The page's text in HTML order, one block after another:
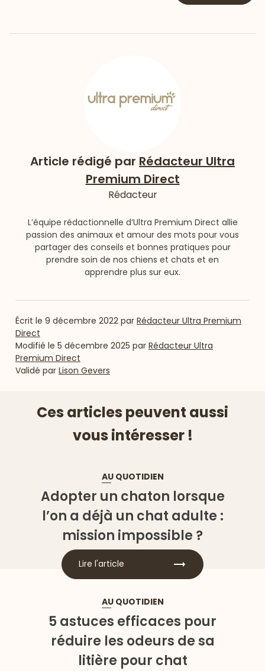
Article rédigé par Rédacteur Ultra
Premium Direct
Rédacteur
L’équipe rédactionnelle d’Ultra Premium Direct allie
passion des animaux et amour des mots pour vous
partager des conseils et bonnes pratiques pour
prendre soin de nos chiens et chats et en
apprendre plus sur eux.
Écrit le 9 décembre 2022 par Rédacteur Ultra Premium
Direct
Modifié le 5 décembre 2025 par Rédacteur Ultra
Premium Direct
Validé par Lison Gevers
Ces articles peuvent aussi
vous intéresser !
AU QUOTIDIEN
Adopter un chaton lorsque
l’on a déjà un chat adulte :
mission impossible ?
Lire l'article
AU QUOTIDIEN
5 astuces efficaces pour
réduire les odeurs de sa
litière pour chat